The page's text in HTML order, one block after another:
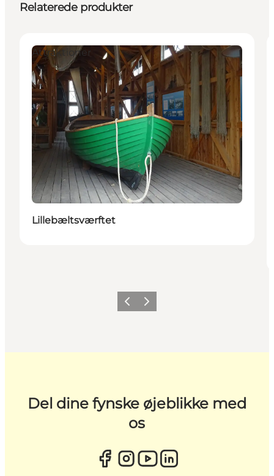
Relaterede produkter
Attraktioner
Lillebæltsværftet
ForrigeNæste
Del dine fynske øjeblikke med
os